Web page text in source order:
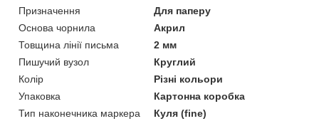
Призначення
Для паперу
Основа чорнила
Акрил
Товщина лінії письма
2 мм
Пишучий вузол
Круглий
Колір
Різні кольори
Упаковка
Картонна коробка
Тип наконечника маркера
Куля (fine)